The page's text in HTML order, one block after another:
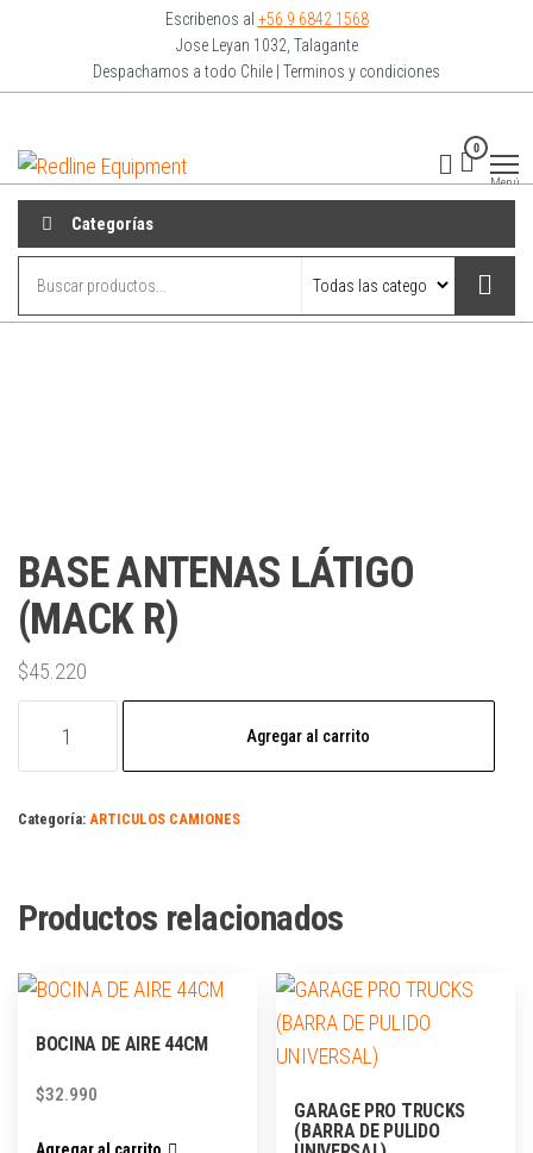
Escribenos al +56 9 6842 1568
Jose Leyan 1032, Talagante
Despachamos a todo Chile | Terminos y condiciones
Equipment
0
Menú
Categorías
BASE ANTENAS LÁTIGO
(MACK R)
$45.220
Agregar al carrito
Categoría: ARTICULOS CAMIONES
Productos relacionados
BOCINA DE AIRE 44CM
$32.990
Agregar al carrito
GARAGE PRO TRUCKS
(BARRA DE PULIDO